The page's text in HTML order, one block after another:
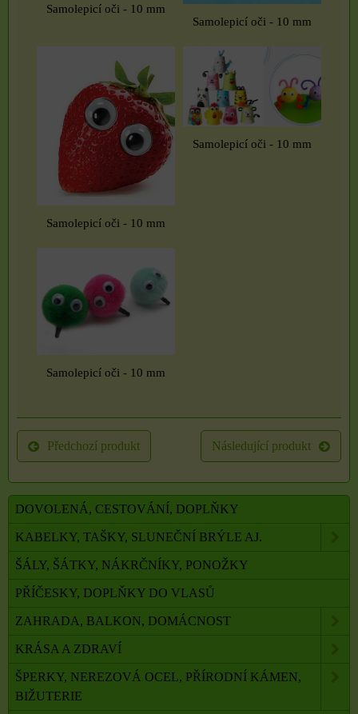
Samolepicí oči - 10 mm
Samolepicí oči - 10 mm
Samolepicí oči - 10 mm
Samolepicí oči - 10 mm
Samolepicí oči - 10 mm
Předchozí produkt Následující produkt
DOVOLENÁ, CESTOVÁNÍ, DOPLŇKY
KABELKY, TAŠKY, SLUNEČNÍ BRÝLE AJ.
ŠÁLY, ŠÁTKY, NÁKRČNÍKY, PONOŽKY
PŘÍČESKY, DOPLŇKY DO VLASŮ
ZAHRADA, BALKON, DOMÁCNOST
KRÁSA A ZDRAVÍ
ŠPERKY, NEREZOVÁ OCEL, PŘÍRODNÍ KÁMEN,
BIŽUTERIE